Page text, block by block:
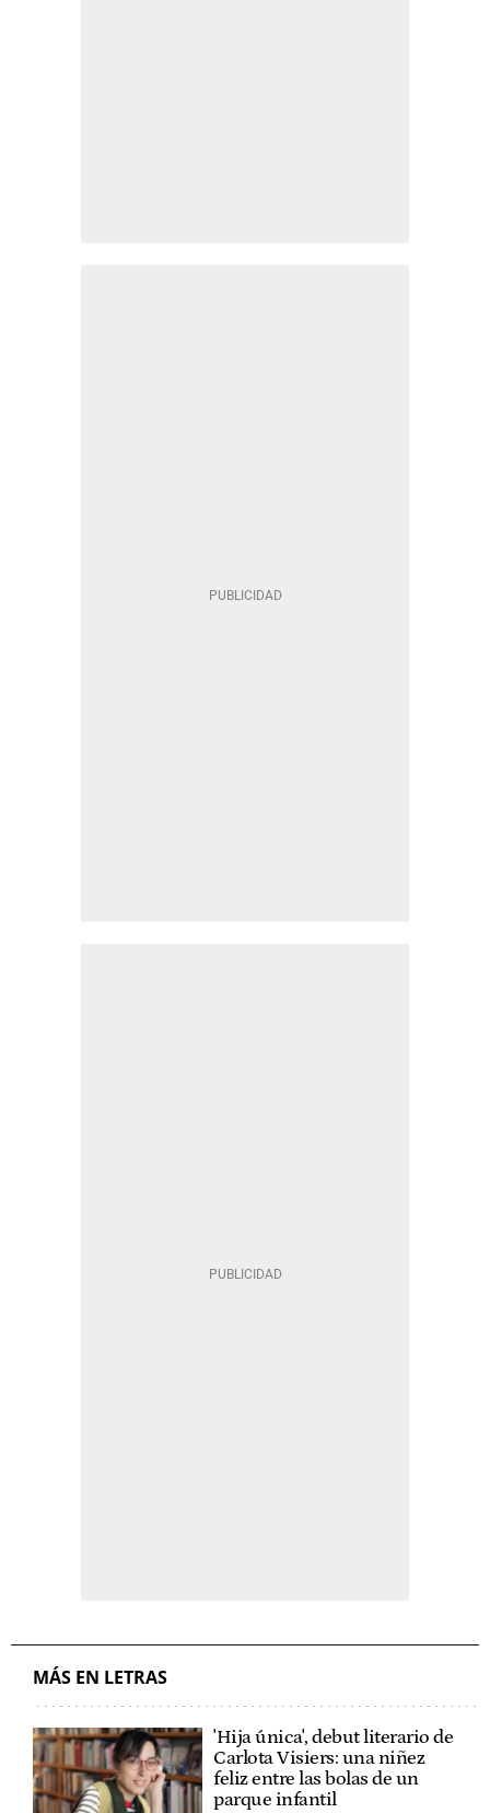
MÁS EN LETRAS
'Hija única', debut literario de
Carlota Visiers: una niñez
feliz entre las bolas de un
parque infantil